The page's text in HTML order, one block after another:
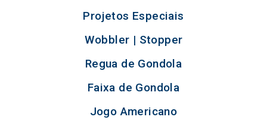
Projetos Especiais
Wobbler | Stopper
Regua de Gondola
Faixa de Gondola
Jogo Americano